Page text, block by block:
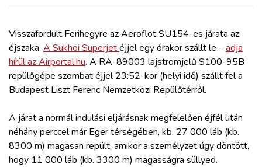
KÖZLEKEDÉSFEJLESZTÉS
ELLÁTÁSI LÁNC
ZÖLDÚT
HAJÓZÁS
BLOG
Visszafordult Ferihegyre az Aeroflot SU154-es járata az
éjszaka. A Sukhoi Superjetéjjel egy órakor szállt le –adja
hírül az Airportal.hu. A RA-89003 lajstromjelű S100-95B
repülőgépe szombat éjjel 23:52-kor (helyi idő) szállt fel a
Budapest Liszt Ferenc Nemzetközi Repülőtérről.
A járat a normál indulási eljárásnak megfelelően éjfél után
néhány perccel már Eger térségében, kb. 27 000 láb (kb.
8300 m) magasan repült, amikor a személyzet úgy döntött,
hogy 11 000 láb (kb. 3300 m) magasságra süllyed.